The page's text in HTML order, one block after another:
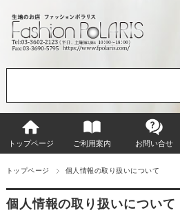
トップページ ご利用案内 お問い合せ
トップページ 個人情報の取り扱いについて
個人情報の取り扱いについて